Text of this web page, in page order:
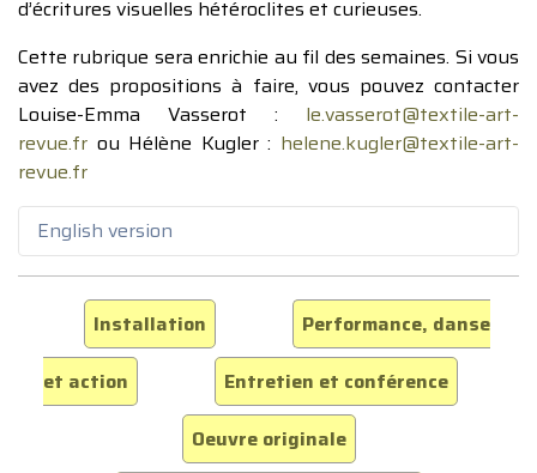
d’écritures visuelles hétéroclites et curieuses.
Cette rubrique sera enrichie au fil des semaines. Si vous
avez des propositions à faire, vous pouvez contacter
Louise-Emma Vasserot : le.vasserot@textile-art-
revue.fr ou Hélène Kugler : helene.kugler@textile-art-
revue.fr
English version
Installation
Performance, danse
et action
Entretien et conférence
Oeuvre originale